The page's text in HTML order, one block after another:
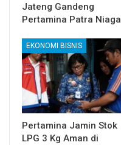
Jateng Gandeng
Pertamina Patra Niaga
EKONOMI BISNIS
Pertamina Jamin Stok
LPG 3 Kg Aman di